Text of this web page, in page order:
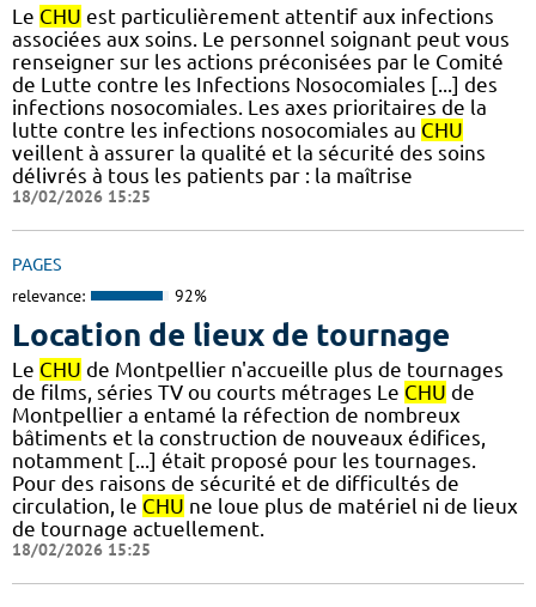
Le CHU est particulièrement attentif aux infections
associées aux soins. Le personnel soignant peut vous
renseigner sur les actions préconisées par le Comité
de Lutte contre les Infections Nosocomiales [...] des
infections nosocomiales. Les axes prioritaires de la
lutte contre les infections nosocomiales au CHU
veillent à assurer la qualité et la sécurité des soins
délivrés à tous les patients par : la maîtrise
18/02/2026 15:25
PAGES
relevance: 92%
Location de lieux de tournage
Le CHU de Montpellier n'accueille plus de tournages
de films, séries TV ou courts métrages Le CHU de
Montpellier a entamé la réfection de nombreux
bâtiments et la construction de nouveaux édifices,
notamment [...] était proposé pour les tournages.
Pour des raisons de sécurité et de difficultés de
circulation, le CHU ne loue plus de matériel ni de lieux
de tournage actuellement.
18/02/2026 15:25